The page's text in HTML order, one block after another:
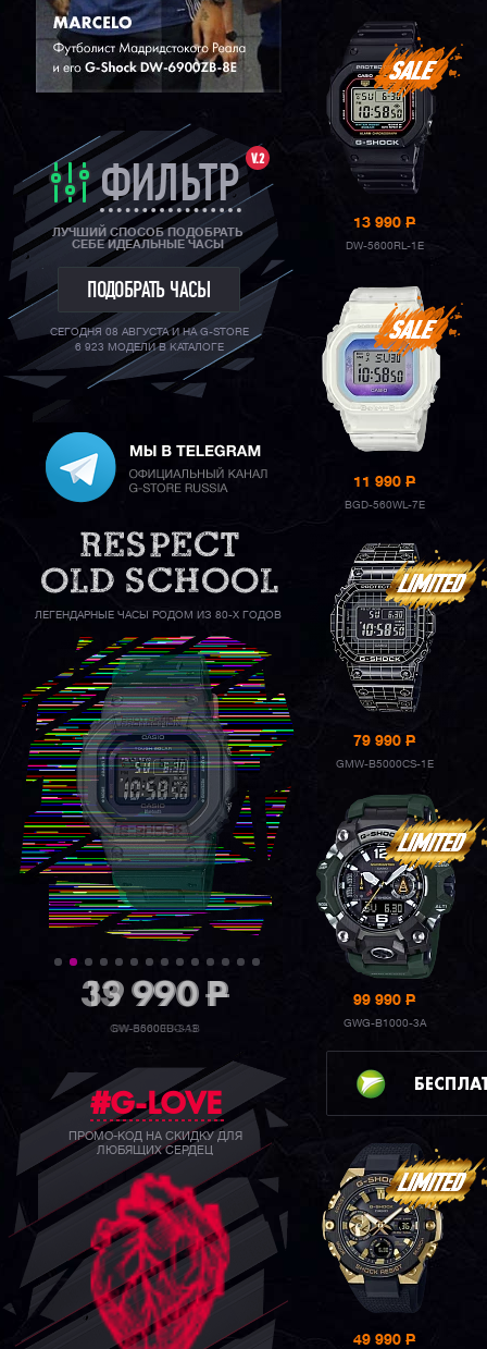
V.2
ФИЛЬТР
ЛУЧШИЙ СПОСОБ ПОДОБРАТЬ
СЕБЕ ИДЕАЛЬНЫЕ ЧАСЫ
ПОДОБРАТЬ ЧАСЫ
СЕГОДНЯ 08 АВГУСТА И НА G-STORE
6 923 МОДЕЛИ В КАТАЛОГЕ
ЛЕГЕНДАРНЫЕ ЧАСЫ РОДОМ ИЗ 80-Х ГОДОВ
39 990P
GW-B5600BC-1B
#G-LOVE
ПРОМО-КОД НА СКИДКУ ДЛЯ
ЛЮБЯЩИХ СЕРДЕЦ
13 990P
DW-5600RL-1E
11 990P
BGD-560WL-7E
79 990P
GMW-B5000CS-1E
99 990P
GWG-B1000-3A
49 990P